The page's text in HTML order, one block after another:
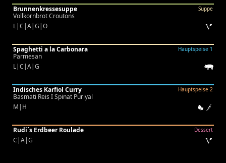
Brunnenkressesuppe Suppe
Vollkornbrot Croutons
L|C|A|G|O
Spaghetti a la Carbonara Hauptspeise 1
Parmesan
L|C|A|G
Indisches Karfiol Curry Hauptspeise 2
Basmati Reis I Spinat Puriyal
M|H
Rudi´s Erdbeer Roulade Dessert
C|A|G